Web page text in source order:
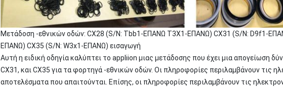
Μετάδοση -εθνικών οδών: CX28 (S/N: Tbb1-ΕΠΑΝΩ T3X1-ΕΠΑΝΩ) CX31 (S/N: D9f1-
ΕΠΑΝΩ) CX35 (S/N: W3x1-ΕΠΑΝΩ) εισαγωγή
Αυτή η ειδική οδηγία καλύπτει το appliion μιας μετάδοσης που έχει μια απογείωση
CX31, και CX35 για τα φορτηγά -εθνικών οδών. Οι πληροφορίες περιλαμβάνουν τις
αποτελέσματα που απαιτούνται. Επίσης, οι πληροφορίες περιλαμβάνουν τις